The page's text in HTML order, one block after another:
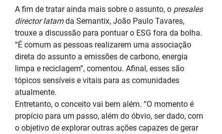
A fim de tratar ainda mais sobre o assunto, o presales
director latamda Semantix, João Paulo Tavares,
trouxe a discussão para pontuar o ESG fora da bolha.
“É comum as pessoas realizarem uma associação
direta do assunto a emissões de carbono, energia
limpa e reciclagem”, comentou. Afinal, esses são
tópicos sensíveis e vitais para as comunidades
atualmente.
Entretanto, o conceito vai bem além. “O momento é
propício para um passo, além do óbvio, ser dado, com
o objetivo de explorar outras ações capazes de gerar